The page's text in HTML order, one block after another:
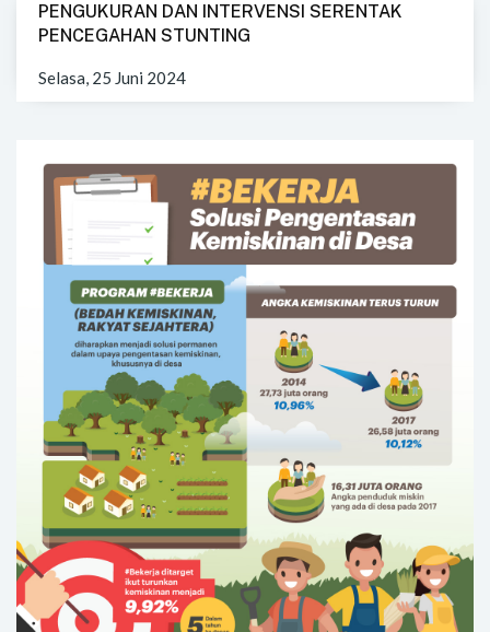
PENGUKURAN DAN INTERVENSI SERENTAK
PENCEGAHAN STUNTING
Selasa, 25 Juni 2024